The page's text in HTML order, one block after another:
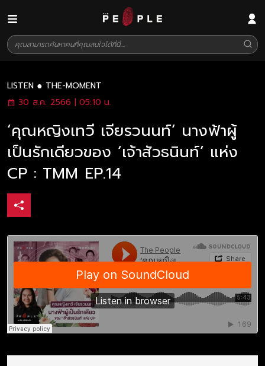
LISTEN
THE-MOMENT
30 ส.ค. 2566 | 05:10 น.
‘คุณหญิงเทวี เจียรวนนท์’ นางฟ้าผู้
เป็นรักเดียวของ ‘เจ้าสัวธนินท์’ แห่ง
CP : TMM EP.14